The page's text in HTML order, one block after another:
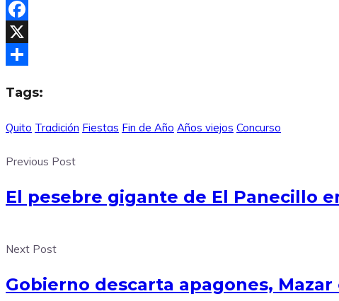
Facebook
X
Tags:
Quito Tradición Fiestas Fin de Año Años viejos Concurso
Previous Post
El pesebre gigante de El Panecillo
Next Post
Gobierno descarta apagones,